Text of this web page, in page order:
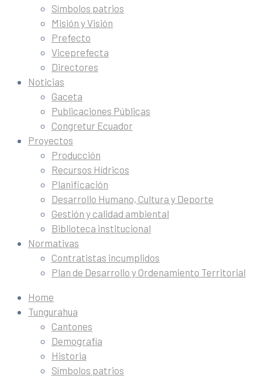
Símbolos patrios
Misión y Visión
Prefecto
Viceprefecta
Directores
Noticias
Gaceta
Publicaciones Públicas
Congretur Ecuador
Proyectos
Producción
Recursos Hídricos
Planificación
Desarrollo Humano, Cultura y Deporte
Gestión y calidad ambiental
Biblioteca institucional
Normativas
Contratistas incumplidos
Plan de Desarrollo y Ordenamiento Territorial
Home
Tungurahua
Cantones
Demografía
Historia
Símbolos patrios